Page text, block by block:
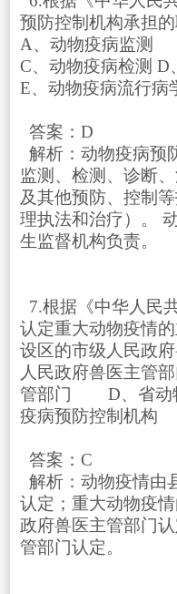
预防控制机构承担
A、动物疫病监
C、动物疫病检测
E、动物疫病流行病
答案：D
解析：动物疫病预
监测、检测、诊断
及其他预防、控制
理执法和治疗）。
生监督机构负
7.根据《中华人民
认定重大动物疫情的
设区的市级人民政
人民政府兽医主管
管部门 D、省动
疫病预防控制机构
答案：C
解析：动物疫情由
认定；重大动物疫
政府兽医主管部门
管部门认定。